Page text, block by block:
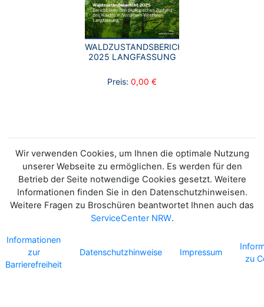
WALDZUSTANDSBERICHT
2025 LANGFASSUNG
Preis: 0,00 €
Wir verwenden Cookies, um Ihnen die optimale Nutzung
unserer Webseite zu ermöglichen. Es werden für den
Betrieb der Seite notwendige Cookies gesetzt. Weitere
Informationen finden Sie in den Datenschutzhinweisen.
Weitere Fragen zu Broschüren beantwortet Ihnen auch das
ServiceCenter NRW.
Informationen
zur
Barrierefreiheit
Datenschutzhinweise Impressum
zu